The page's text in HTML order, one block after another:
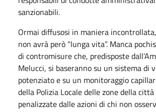
sanzionabili.
Ormai diffusosi in maniera
non avrà però “lunga vita”. Manca
di contromisure che, predisposte
Melucci, si baseranno su un sistema di
potenziato e su un monitoraggio
della Polizia Locale delle zone della
penalizzate dalle azioni di chi non